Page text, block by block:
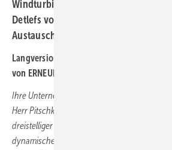
Windturbinenbauer Nordex und
Detlefs vom Personaldienstleister
Austausch über klassische und
Langversion eines Expertengesprächs aus
von ERNEUERBARE ENERGIEN, Heft 08-2024
Ihre Unternehmen, Frau Fein vom
Herr Pitschke von den Stadtwerken
dreistelliger Zahl. Wie genau können Sie
dynamischen Entwicklung noch den